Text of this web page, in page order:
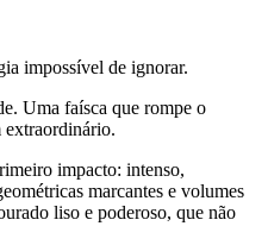
impossível de ignorar.
Uma faísca que rompe o
extraordinário.
impacto: intenso,
marcantes e volumes
liso e poderoso, que não